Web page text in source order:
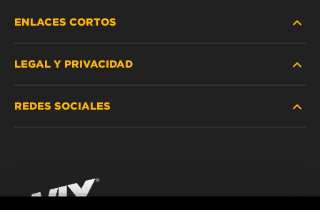
ENLACES CORTOS
DÓNDE COMPRAR
¡CONTÁCTENOS!
LEGAL Y PRIVACIDAD
IMPRESSUM
REDES SOCIALES
YouTube